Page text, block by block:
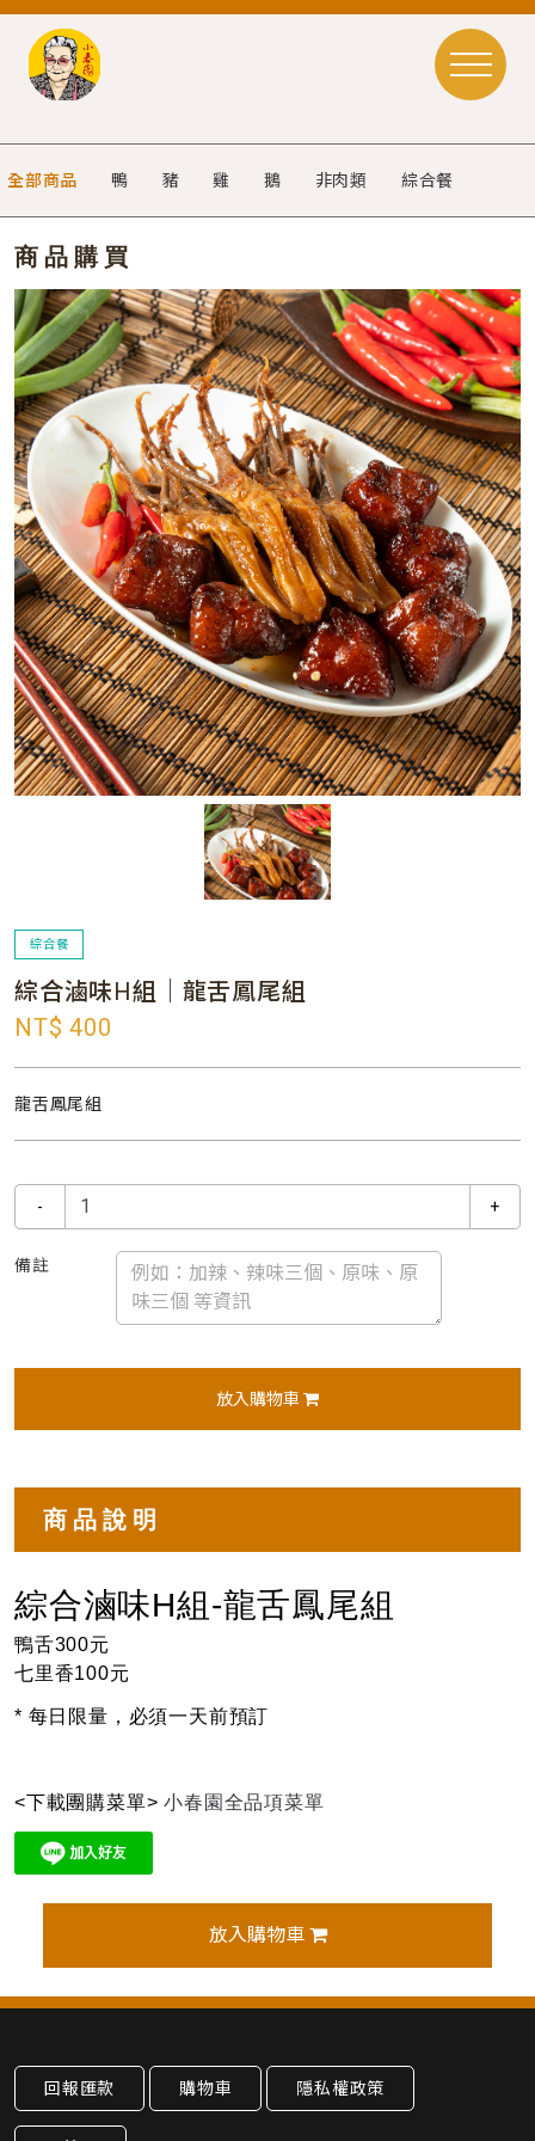
全部商品 鴨 豬 雞 鵝 非肉類 綜合餐
商品購買
綜合餐
綜合滷味H組｜龍舌鳳尾組
NT$ 400
龍舌鳳尾組
- +
備註
放入購物車
商品說明
綜合滷味H組-龍舌鳳尾組
鴨舌300元
七里香100元
* 每日限量，必須一天前預訂
<下載團購菜單>小春園全品項菜單
放入購物車
回報匯款 購物車 隱私權政策